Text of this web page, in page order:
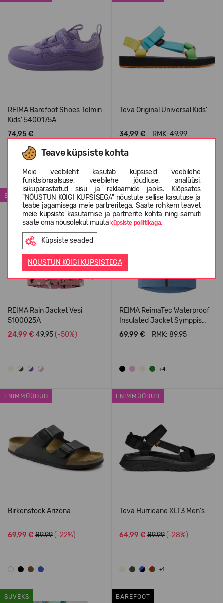
Teave küpsiste kohta
Meie veebileht kasutab küpsiseid veebilehe
funktsionaalsuse, veebilehe jõudluse, analüüsi,
isikupärastatud sisu ja reklaamide jaoks. Klõpsates
"NÕUSTUN KÕIGI KÜPSISEGA" nõustute sellise kasutuse ja
teabe jagamisega meie partneritega. Saate rohkem teavet
meie küpsiste kasutamise ja partnerite kohta ning samuti
saate oma nõusolekut muutaküpsiste poliitikaga.
Küpsiste seaded
NÕUSTUN KÕIGI KÜPSISTEGA
REIMA Barefoot Shoes Telmin
Kids' 5400175A
74,95 €
Teva Original Universal Kids'
34,99 € RMK: 49.99
ENIMMÜÜDUD
REIMA Rain Jacket Vesi
5100025A
24,99 € 49.95 (-50%)
WATERPROOF
REIMA ReimaTec Waterproof
Insulated Jacket Symppis
5100045B
69,99 € RMK: 89.95
+4
ENIMMÜÜDUD
Birkenstock Arizona
69,99 € 89.99 (-22%)
ENIMMÜÜDUD
Teva Hurricane XLT3 Men's
64,99 € 89.99 (-28%)
+1
SUVEKS BAREFOOT